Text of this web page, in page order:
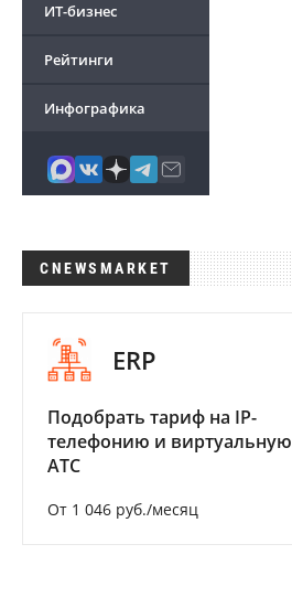
ИТ-бизнес
Рейтинги
Инфографика
CNEWSMARKET
ERP
Подобрать тариф на IP-
телефонию и виртуальную
АТС
От 1 046 руб./месяц